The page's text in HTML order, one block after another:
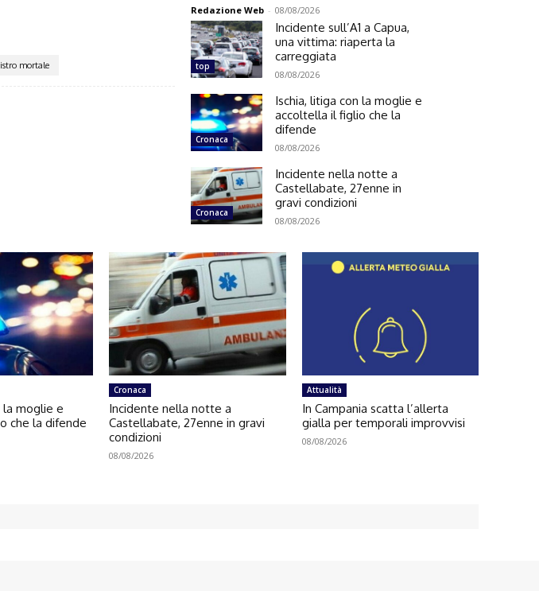
mortale
Redazione Web - 08/08/2026
top
Incidente sull’A1 a Capua,
una vittima: riaperta la
carreggiata
08/08/2026
Cronaca
Ischia, litiga con la moglie e
accoltella il figlio che la
difende
08/08/2026
Cronaca
Incidente nella notte a
Castellabate, 27enne in
gravi condizioni
08/08/2026
la moglie e
che la difende
Cronaca
Incidente nella notte a
Castellabate, 27enne in gravi
condizioni
08/08/2026
Attualità
In Campania scatta l’allerta
gialla per temporali improvvisi
08/08/2026